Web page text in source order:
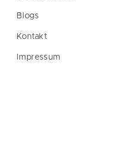
Blogs
Kontakt
Impressum